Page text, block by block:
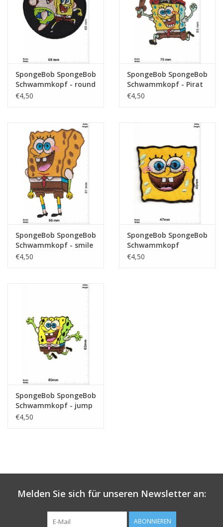
SpongeBob SpongeBob
Schwammkopf - round
€4,50
SpongeBob SpongeBob
Schwammkopf - Pirat
€4,50
SpongeBob SpongeBob
Schwammkopf - smile
€4,50
SpongeBob SpongeBob
Schwammkopf
€4,50
SpongeBob SpongeBob
Schwammkopf - jump
€4,50
Melden Sie sich für unseren Newsletter an:
ABONNIEREN